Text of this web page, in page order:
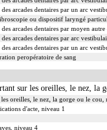
arcades dentaires par un arc
ou dispositif laryngé
arcades dentaires par moyen
arcades dentaires par arc
arcades dentaires par un arc
peropératoire de sang
sur les oreilles, le nez, la
oreilles, le nez, la gorge ou le cou,
d'acte, niveau 1
niveau 4